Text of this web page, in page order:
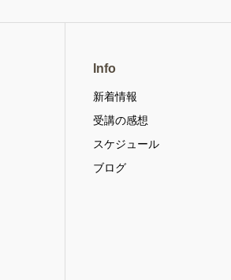
Info
新着情報
受講の感想
スケジュール
ブログ